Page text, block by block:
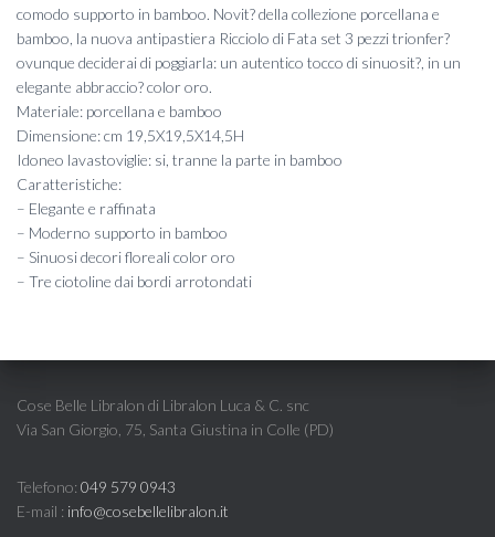
comodo supporto in bamboo. Novit? della collezione porcellana e
bamboo, la nuova antipastiera Ricciolo di Fata set 3 pezzi trionfer?
ovunque deciderai di poggiarla: un autentico tocco di sinuosit?, in un
elegante abbraccio? color oro.
Materiale: porcellana e bamboo
Dimensione: cm 19,5X19,5X14,5H
Idoneo lavastoviglie: si, tranne la parte in bamboo
Caratteristiche:
– Elegante e raffinata
– Moderno supporto in bamboo
– Sinuosi decori floreali color oro
– Tre ciotoline dai bordi arrotondati
Cose Belle Libralon di Libralon Luca & C. snc
Via San Giorgio, 75, Santa Giustina in Colle (PD)
Telefono: 049 579 0943
E-mail : info@cosebellelibralon.it